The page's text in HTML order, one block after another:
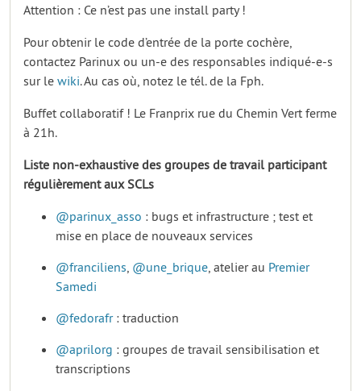
Attention : Ce n’est pas une install party !
Pour obtenir le code d’entrée de la porte cochère,
contactez Parinux ou un-e des responsables indiqué-e-s
sur le wiki. Au cas où, notez le tél. de la Fph.
Buffet collaboratif ! Le Franprix rue du Chemin Vert ferme
à 21h.
Liste non-exhaustive des groupes de travail participant
régulièrement aux SCLs
@parinux_asso : bugs et infrastructure ; test et
mise en place de nouveaux services
@franciliens, @une_brique, atelier au Premier
Samedi
@fedorafr: traduction
@aprilorg : groupes de travail sensibilisation et
transcriptions